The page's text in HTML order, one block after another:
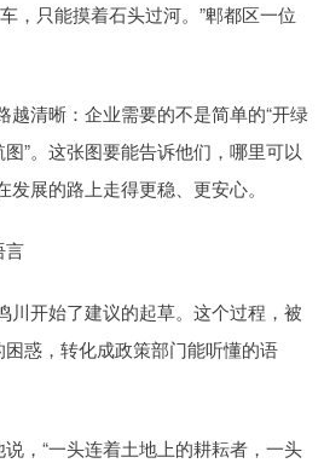
，只能摸着石头过河。”郫都区一位
越清晰：企业需要的不是简单的“开绿
”。这张图要能告诉他们，哪里可以
展的路上走得更稳、更安心。
言
川开始了建议的起草。这个过程，被
惑，转化成政策部门能听懂的语
，“一头连着土地上的耕耘者，一头